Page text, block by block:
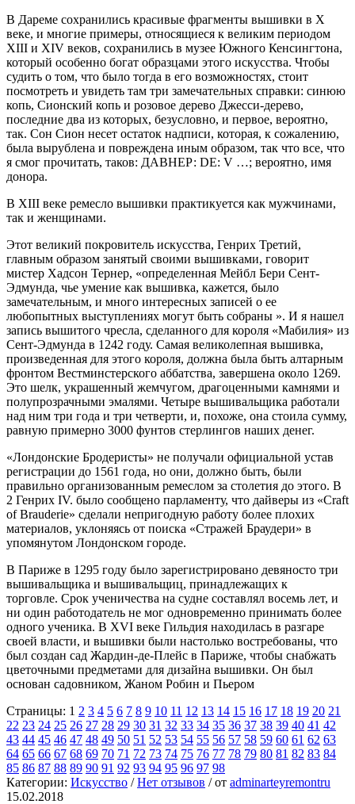
В Дареме сохранились красивые фрагменты вышивки в X
веке, и многие примеры, относящиеся к великим периодом
XIII и XIV веков, сохранились в музее Южного Кенсингтона,
который особенно богат образцами этого искусства. Чтобы
судить о том, что было тогда в его возможностях, стоит
посмотреть и увидеть там три замечательных справки: синюю
копь, Сионский копь и розовое дерево Джесси-дерево,
последние два из которых, безусловно, и первое, вероятно,
так. Сон Сион несет остаток надписи, которая, к сожалению,
была вырублена и повреждена иным образом, так что все, что
я смог прочитать, таков: ДАВНЕР: DE: V …; вероятно, имя
донора.
В XIII веке ремесло вышивки практикуется как мужчинами,
так и женщинами.
Этот великий покровитель искусства, Генрих Третий,
главным образом занятый своими вышивками, говорит
мистер Хадсон Тернер, «определенная Мейбл Бери Сент-
Эдмунда, чье умение как вышивка, кажется, было
замечательным, и много интересных записей о ее
любопытных выступлениях могут быть собраны ». И я нашел
запись вышитого чресла, сделанного для короля «Мабилия» из
Сент-Эдмунда в 1242 году. Самая великолепная вышивка,
произведенная для этого короля, должна была быть алтарным
фронтом Вестминстерского аббатства, завершена около 1269.
Это шелк, украшенный жемчугом, драгоценными камнями и
полупрозрачными эмалями. Четыре вышивальщика работали
над ним три года и три четверти, и, похоже, она стоила сумму,
равную примерно 3000 фунтов стерлингов наших денег.
«Лондонские Бродеристы» не получали официальной устав
регистрации до 1561 года, но они, должно быть, были
правильно организованным ремеслом за столетия до этого. В
2 Генрих IV. было сообщено парламенту, что дайверы из «Craft
of Brauderie» сделали непригодную работу более плохих
материалов, уклоняясь от поиска «Стражей Браудери» в
упомянутом Лондонском городе.
В Париже в 1295 году было зарегистрировано девяносто три
вышивальщика и вышивальщиц, принадлежащих к
торговле. Срок ученичества на судне составлял восемь лет, и
ни один работодатель не мог одновременно принимать более
одного ученика. В XVI веке Гильдия находилась в разгаре
своей власти, и вышивки были настолько востребованы, что
был создан сад Жардин-де-Плейс в Париже, чтобы снабжать
цветочными предметами для дизайна вышивки. Он был
основан садовником, Жаном Робин и Пьером
Страницы: 1 2 3 4 5 6 7 8 9 10 11 12 13 14 15 16 17 18 19 20 21
22 23 24 25 26 27 28 29 30 31 32 33 34 35 36 37 38 39 40 41 42
43 44 45 46 47 48 49 50 51 52 53 54 55 56 57 58 59 60 61 62 63
64 65 66 67 68 69 70 71 72 73 74 75 76 77 78 79 80 81 82 83 84
85 86 87 88 89 90 91 92 93 94 95 96 97 98
Категории: Искусство / Нет отзывов /от adminarteyremontru
15.02.2018